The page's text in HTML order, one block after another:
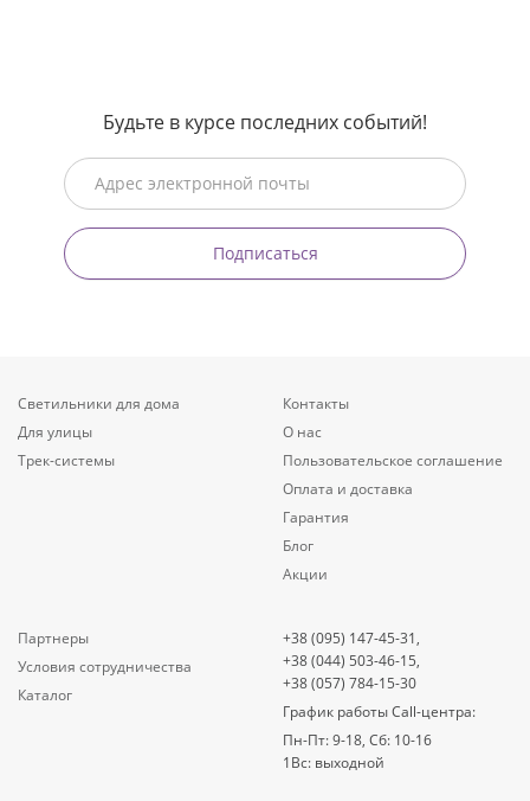
Будьте в курсе последних событий!
Подписаться
Светильники для дома
Для улицы
Трек-системы
Контакты
О нас
Пользовательское соглашение
Оплата и доставка
Гарантия
Блог
Акции
Партнеры
Условия сотрудничества
Каталог
+38 (095) 147-45-31,
+38 (044) 503-46-15,
+38 (057) 784-15-30
График работы Call-центра:
Пн-Пт: 9-18, Сб: 10-16
1Вс: выходной